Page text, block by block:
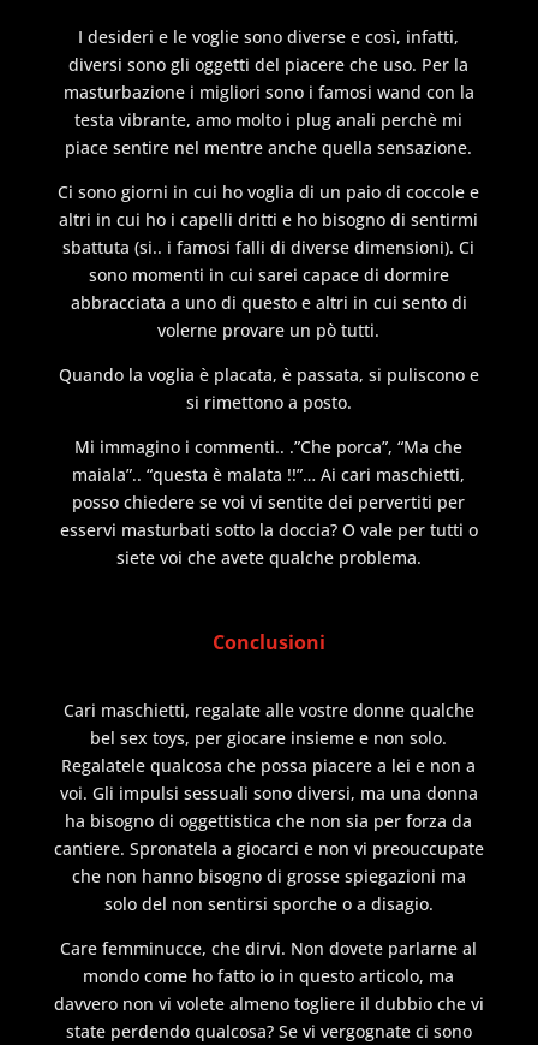
I desideri e le voglie sono diverse e così, infatti,
diversi sono gli oggetti del piacere che uso. Per la
masturbazione i migliori sono i famosi wand con la
testa vibrante, amo molto i plug anali perchè mi
piace sentire nel mentre anche quella sensazione.
Ci sono giorni in cui ho voglia di un paio di coccole e
altri in cui ho i capelli dritti e ho bisogno di sentirmi
sbattuta (si.. i famosi falli di diverse dimensioni). Ci
sono momenti in cui sarei capace di dormire
abbracciata a uno di questo e altri in cui sento di
volerne provare un pò tutti.
Quando la voglia è placata, è passata, si puliscono e
si rimettono a posto.
Mi immagino i commenti.. .”Che porca”, “Ma che
maiala”.. “questa è malata !!”… Ai cari maschietti,
posso chiedere se voi vi sentite dei pervertiti per
esservi masturbati sotto la doccia? O vale per tutti o
siete voi che avete qualche problema.
Conclusioni
Cari maschietti, regalate alle vostre donne qualche
bel sex toys, per giocare insieme e non solo.
Regalatele qualcosa che possa piacere a lei e non a
voi. Gli impulsi sessuali sono diversi, ma una donna
ha bisogno di oggettistica che non sia per forza da
cantiere. Spronatela a giocarci e non vi preouccupate
che non hanno bisogno di grosse spiegazioni ma
solo del non sentirsi sporche o a disagio.
Care femminucce, che dirvi. Non dovete parlarne al
mondo come ho fatto io in questo articolo, ma
davvero non vi volete almeno togliere il dubbio che vi
state perdendo qualcosa? Se vi vergognate ci sono